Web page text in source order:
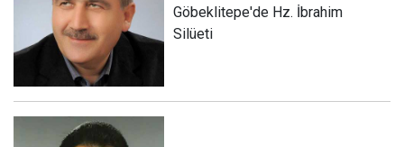
Göbeklitepe'de Hz. İbrahim
Silüeti